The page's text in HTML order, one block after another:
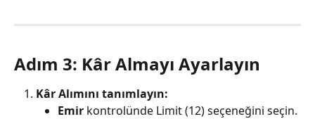
Adım 3: Kâr Almayı Ayarlayın
Kâr Alımını tanımlayın:
Emir kontrolünde Limit (12) seçeneğini seçin.